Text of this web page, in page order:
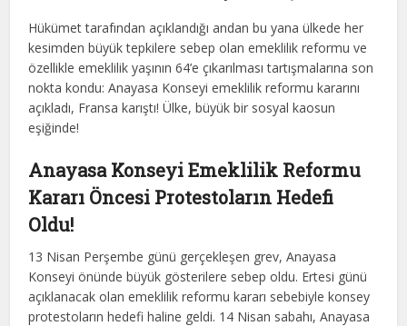
Hükümet tarafından açıklandığı andan bu yana ülkede her
kesimden büyük tepkilere sebep olan emeklilik reformu ve
özellikle emeklilik yaşının 64’e çıkarılması tartışmalarına son
nokta kondu: Anayasa Konseyi emeklilik reformu kararını
açıkladı, Fransa karıştı! Ülke, büyük bir sosyal kaosun
eşiğinde!
Anayasa Konseyi Emeklilik Reformu
Kararı Öncesi Protestoların Hedefi
Oldu!
13 Nisan Perşembe günü gerçekleşen grev, Anayasa
Konseyi önünde büyük gösterilere sebep oldu. Ertesi günü
açıklanacak olan emeklilik reformu kararı sebebiyle konsey
protestoların hedefi haline geldi. 14 Nisan sabahı, Anayasa